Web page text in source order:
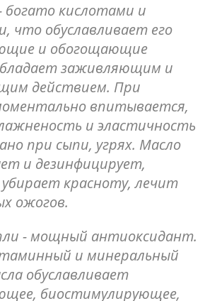
богато кислотами и
что обуславливает его
и обогощающие
заживляющим и
действием. При
впитывается,
и эластичность
при сыпи, угрях. Масло
и дезинфицирует,
красноту, лечит
ожогов.
- мощный антиоксидант.
и минеральный
обуславливает
биостимулирующее,